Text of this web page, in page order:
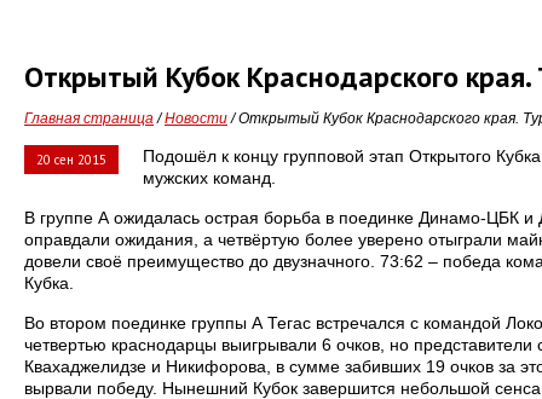
Открытый Кубок Краснодарского края.
Главная страница/Новости/ Открытый Кубок Краснодарского края.
20 сен 2015
Подошёл к концу групповой этап Открытого
мужских команд.
В группе А ожидалась острая борьба в поединке Динамо-ЦБК
оправдали ожидания, а четвёртую более уверено отыграли
довели своё преимущество до двузначного. 73:62 – победа
Кубка.
Во втором поединке группы А Тегас встречался с командой
четвертью краснодарцы выигрывали 6 очков, но
Квахаджелидзе и Никифорова, в сумме забивших 19 очков за
вырвали победу. Нынешний Кубок завершится небольшой